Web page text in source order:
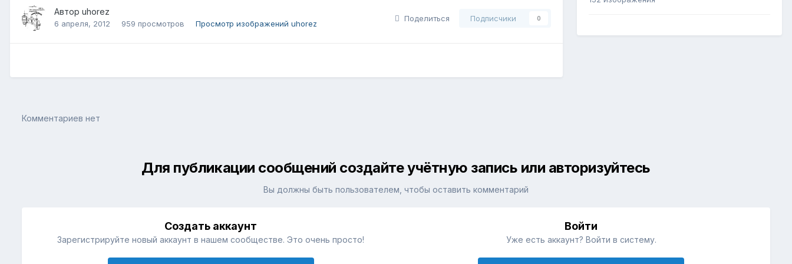
Автор uhorez
6 апреля, 2012 959 просмотров Просмотр изображений uhorez
Поделиться Подписчики 0
Комментариев нет
Для публикации сообщений создайте учётную запись или авторизуйтесь
Вы должны быть пользователем, чтобы оставить комментарий
Создать аккаунт
Зарегистрируйте новый аккаунт в нашем сообществе. Это очень просто!
Войти
Уже есть аккаунт? Войти в систему.